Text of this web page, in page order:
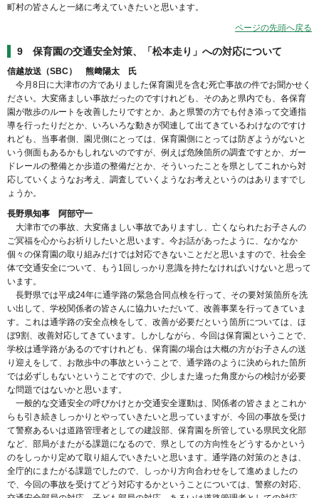
町村の皆さんと一緒に考えていきたいと思います。
ページの先頭へ戻る
9 保育園の交通安全対策、「松本走り」への対応について
信越放送（SBC） 熊﨑陽太 氏
今月8日に大津市の方でありました保育園児を含む死亡事故の件でお聞かせく
ださい。大変痛ましい事故だったのですけれども、そのあと県内でも、各保育
園が散歩のルートを改善したりですとか、あと県警の方でも付き添って交通指
導を行ったりだとか、いろいろな動きが関連して出てきているわけなのですけ
れども、当事者側、園児側にとっては、保育園側にとっては防ぎようがないと
いう側面もあるかもしれないのですが、例えば危険箇所の調査ですとか、ガー
ドレールの整備とか歩道の整備だとか、そういったことを県としてこれから対
応していくようなお考え、調査していくようなお考えというのはありますでし
ょうか。
長野県知事 阿部守一
大津市での事故、大変痛ましい事故でありますし、亡くなられたお子さんの
ご冥福を心からお祈りしたいと思います。今お話があったように、なかなか
個々の保育園の取り組みだけでは対応できないことだと思いますので、社会全
体で交通安全について、もう1回しっかり意識を持たなければいけないと思って
います。
長野県では平成24年に通学路の緊急合同点検を行って、その要対策箇所を洗
い出して、学校関係者の皆さんに協力いただいて、改善事業を行ってきていま
す。これは通学路の安全点検をして、改善が必要だという箇所については、ほ
ぼ9割、改善対応してきています。しかしながら、今回は保育園ということで、
学校は通学路があるのですけれども、保育園の場合は大概の方がお子さんの送
り迎えをして、お散歩中の事故ということで、通学路のように決められた箇所
では必ずしもないということですので、少しまた違った角度からの検討が必要
な問題ではないかと思います。
一般的な交通安全の呼びかけとか交通安全運動は、関係者の皆さまとこれか
らも引き続きしっかりとやっていきたいと思っていますが、今回の事故を受け
て警察あるいは道路管理者としての建設部、保育園を所管している県民文化部
など、部局がまたがる課題になるので、県としての方向性をどうするかという
のをしっかり定めて取り組んでいきたいと思います。通学路の対策のときは、
全庁的にまたがる課題でしたので、しっかり方向合わせをして進めましたの
で、今回の事故を受けてどう対応するかということについては、警察の対応、